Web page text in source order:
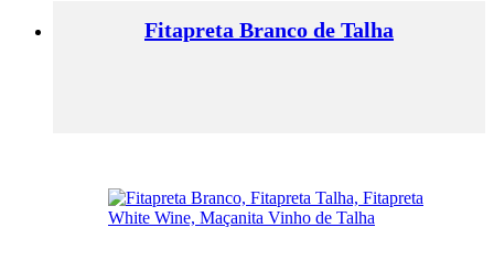
Fitapreta Branco de Talha